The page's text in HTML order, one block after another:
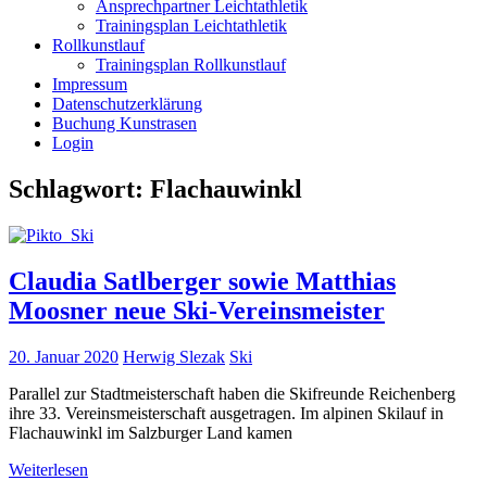
Ansprechpartner Leichtathletik
Trainingsplan Leichtathletik
Rollkunstlauf
Trainingsplan Rollkunstlauf
Impressum
Datenschutzerklärung
Buchung Kunstrasen
Login
Schlagwort: Flachauwinkl
Claudia Satlberger sowie Matthias
Moosner neue Ski-Vereinsmeister
20. Januar 2020 Herwig Slezak Ski
Parallel zur Stadtmeisterschaft haben die Skifreunde Reichenberg
ihre 33. Vereinsmeisterschaft ausgetragen. Im alpinen Skilauf in
Flachauwinkl im Salzburger Land kamen
Weiterlesen